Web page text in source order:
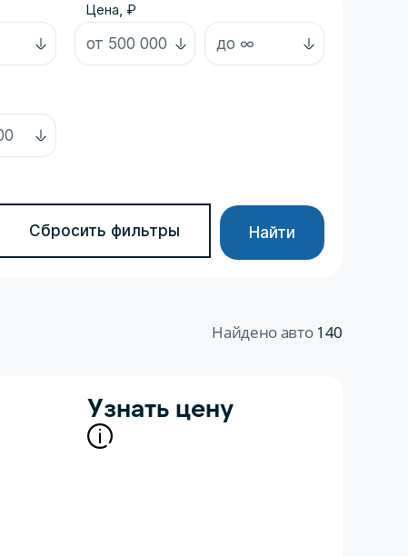
Цена, ₽
Сбросить фильтры Найти
Найдено авто140
Узнать цену